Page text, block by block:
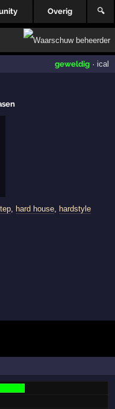
Overig 🔍
geweldig· ical
, hard house, hardstyle